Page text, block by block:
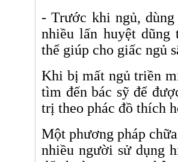
- Trước khi ngủ,
nhiều lấn huyệt dũng
thể giúp cho giấc ngủ
Khi bị mất ngủ triền
tìm đến bác sỹ để
trị theo phác đồ thích
Một phương pháp
nhiều người sử dụng